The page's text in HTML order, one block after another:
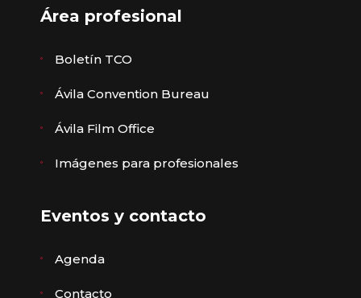
Área profesional
Boletín TCO
Ávila Convention Bureau
Ávila Film Office
Imágenes para profesionales
Eventos y contacto
Agenda
Contacto